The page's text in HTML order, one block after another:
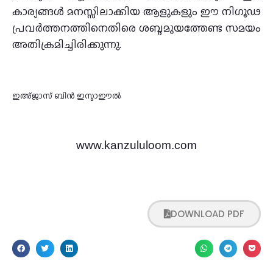
കാര്യങ്ങള്‍ മനസ്സിലാക്കിയ ആളുകളും ഈ നിഗൂഢ
പ്രവര്‍ത്തനത്തിനെതിരെ ശബ്ദമുയത്തേണ്ട സമയം
അതിക്രമിച്ചിരിക്കുന്നു.
ഇഅ്ജാസ് ബിന്‍ ഇസ്മാഈല്‍
www.kanzululoom.com
DOWNLOAD PDF